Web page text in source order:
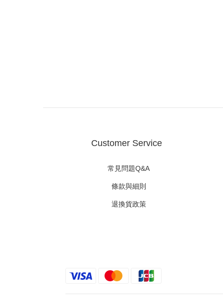
Customer Service
常見問題Q&A
條款與細則
退換貨政策